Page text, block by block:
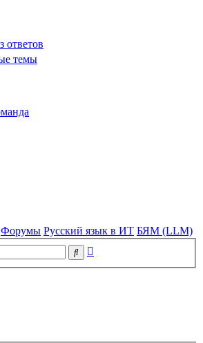
ответов
темы
Форумы Русский язык в ИТ БЯМ (LLM)
Поиск